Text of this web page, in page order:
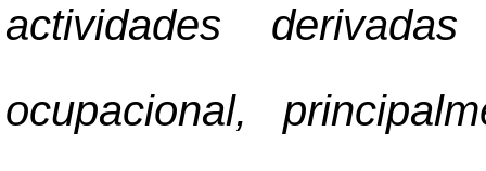
actividades
ocupacional,